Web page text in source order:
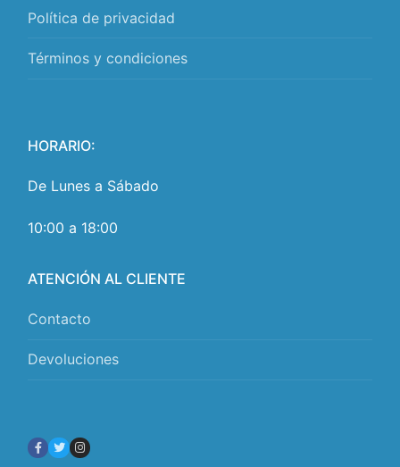
Política de privacidad
Términos y condiciones
HORARIO:
De Lunes a Sábado
10:00 a 18:00
ATENCIÓN AL CLIENTE
Contacto
Devoluciones